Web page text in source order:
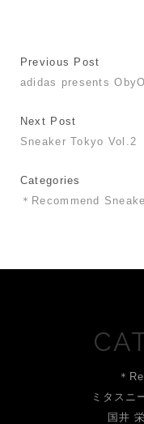
Previous Post
adidas presents
Next Post
Sneaker Tokyo Vol.2
Categories
＊Recommend
＊
ミタスニ
国井